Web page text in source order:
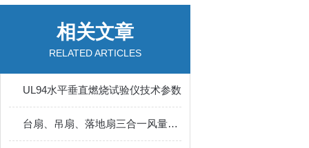
相关文章
RELATED ARTICLES
UL94水平垂直燃烧试验仪技术参数
台扇、吊扇、落地扇三合一风量试验室